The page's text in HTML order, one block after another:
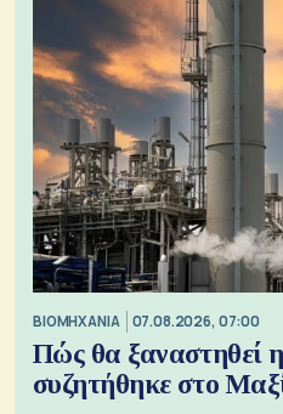
ΒΙΟΜΗΧΑΝΙΑ 07.08.2026, 07:00
Πώς θα ξαναστηθεί
συζητήθηκε στο